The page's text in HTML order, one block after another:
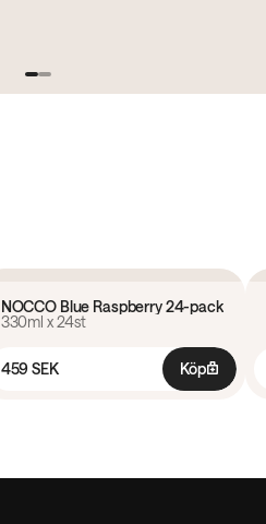
NOCCO Blue Raspberry 24-pack
330ml x 24st
459 SEK Köp